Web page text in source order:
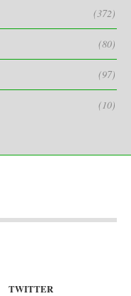
(372)
(80)
(97)
(10)
TWITTER